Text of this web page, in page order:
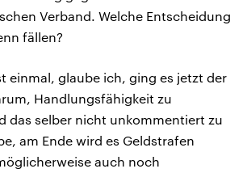
Verband. Welche Entscheidung
fällen?
einmal, glaube ich, ging es jetzt der
Handlungsfähigkeit zu
das selber nicht unkommentiert zu
am Ende wird es Geldstrafen
auch noch